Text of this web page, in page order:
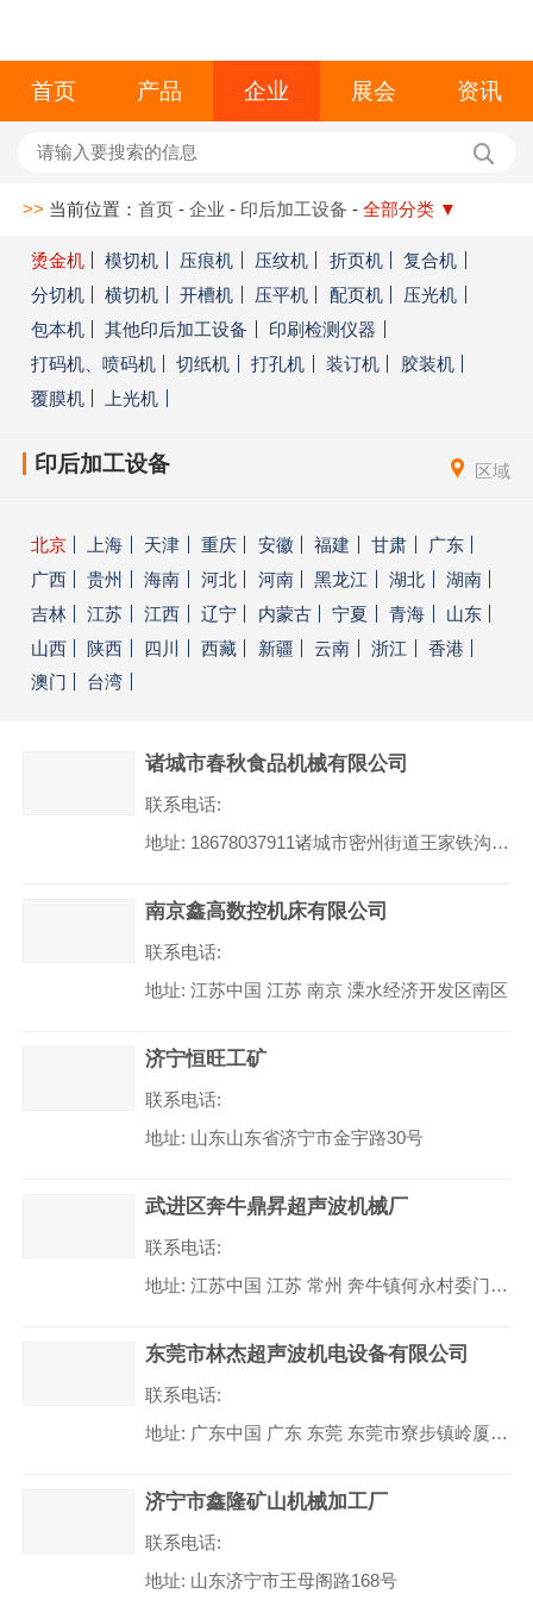
首页 产品 企业 展会 资讯
>> 当前位置：首页 -企业 - 印后加工设备 -全部分类 ▼
烫金机 模切机 压痕机 压纹机 折页机
复合机
分切机
横切机 开槽机 压平机 配页机
压光机
包本机
其他印后加工设备
印刷检测仪器
打码机、喷码机
切纸机 打孔机 装订机
胶装机
覆膜机
上光机
印后加工设备 区域
北京 上海 天津 重庆 安徽 福建 甘肃
广东
广西
贵州 海南 河北 河南 黑龙江 湖北
湖南
吉林
江苏 江西 辽宁 内蒙古 宁夏 青海
山东
山西
陕西 四川 西藏 新疆 云南 浙江
香港
澳门
台湾
诸城市春秋食品机械有限公司
联系电话:
地址: 18678037911诸城市密州街道王家铁沟工业园春秋食品机械
南京鑫高数控机床有限公司
联系电话:
地址: 江苏中国 江苏 南京 溧水经济开发区南区
济宁恒旺工矿
联系电话:
地址: 山东山东省济宁市金宇路30号
武进区奔牛鼎昇超声波机械厂
联系电话:
地址: 江苏中国 江苏 常州 奔牛镇何永村委门前沟2号
东莞市林杰超声波机电设备有限公司
联系电话:
地址: 广东中国 广东 东莞 东莞市寮步镇岭厦工业区
济宁市鑫隆矿山机械加工厂
联系电话:
地址: 山东济宁市王母阁路168号